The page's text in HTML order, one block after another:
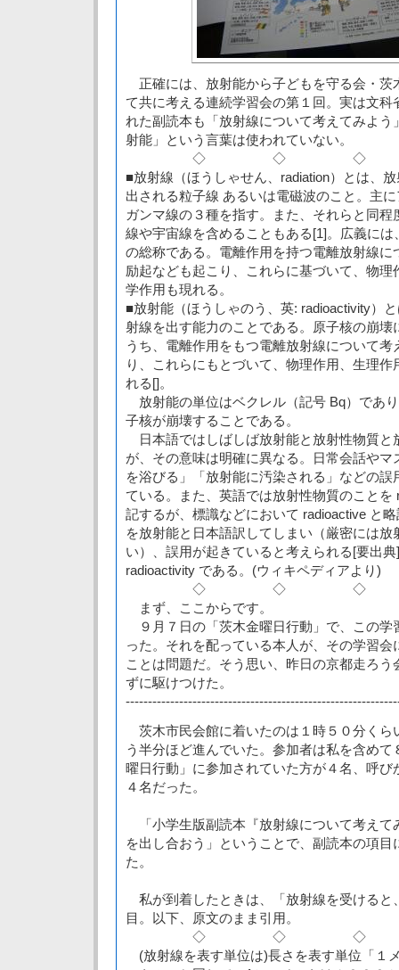
正確には、放射能から子どもを守る会・茨
て共に考える連続学習会の第１回。実は文科
れた副読本も「放射線について考えてみよ
射能」という言葉は使われていない。
◇ ◇ ◇
■放射線（ほうしゃせん、radiation）とは、
出される粒子線 あるいは電磁波のこと。主
ガンマ線の３種を指す。また、それらと同
線や宇宙線を含めることもある[1]。広義に
の総称である。電離作用を持つ電離放射線に
励起なども起こり、これらに基づいて、物
学作用も現れる。
■放射能（ほうしゃのう、英: radioactivity）
射線を出す能力のことである。原子核の崩壊
うち、電離作用をもつ電離放射線について
り、これらにもとづいて、物理作用、生理
れる[]。
放射能の単位はベクレル（記号 Bq）であ
子核が崩壊することである。
日本語ではしばしば放射能と放射性物質と
が、その意味は明確に異なる。日常会話や
を浴びる」「放射能に汚染される」などの
ている。また、英語では放射性物質のことを
記するが、標識などにおいて radioactive と
を放射能と日本語訳してしまい（厳密には放
い）、誤用が起きていると考えられる[要出
radioactivity である。(ウィキペディアより)
◇ ◇ ◇
まず、ここからです。
９月７日の「茨木金曜日行動」で、この学
った。それを配っている本人が、その学習
ことは問題だ。そう思い、昨日の京都走ろ
ずに駆けつけた。
茨木市民会館に着いたのは１時５０分くら
う半分ほど進んでいた。参加者は私を含め
曜日行動」に参加されていた方が４名、呼び
４名だった。
「小学生版副読本『放射線について考えて
を出し合おう」ということで、副読本の項
た。
私が到着したときは、「放射線を受けると
目。以下、原文のまま引用。
◇ ◇ ◇
(放射線を表す単位は)長さを表す単位「１